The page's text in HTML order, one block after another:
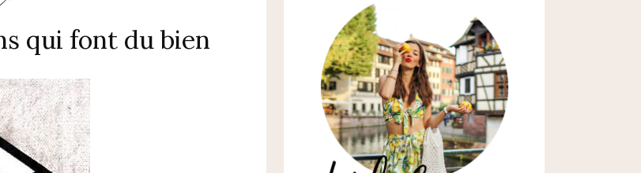
qui font du bien